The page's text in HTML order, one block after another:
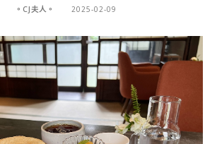
。CJ夫人。 2025-02-09